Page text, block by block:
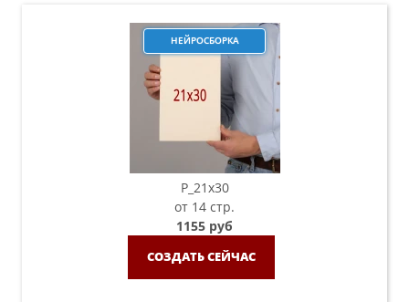
НЕЙРОСБОРКА
P_21х30
от 14 стр.
1155 руб
СОЗДАТЬ СЕЙЧАС